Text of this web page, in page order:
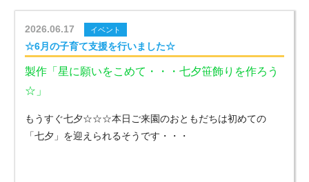
2026.06.17 イベント
☆6月の子育て支援を行いました☆
製作「星に願いをこめて・・・七夕笹飾りを作ろう
☆」
もうすぐ七夕☆☆☆本日ご来園のおともだちは初めての
「七夕」を迎えられるそうです・・・